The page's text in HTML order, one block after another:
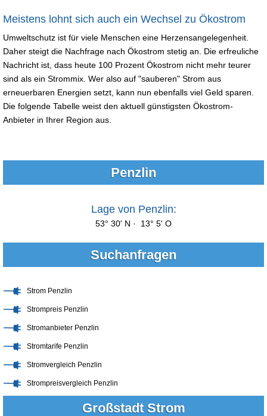
Meistens lohnt sich auch ein Wechsel zu Ökostrom
Umweltschutz ist für viele Menschen eine Herzensangelegenheit.
Daher steigt die Nachfrage nach Ökostrom stetig an. Die erfreuliche
Nachricht ist, dass heute 100 Prozent Ökostrom nicht mehr teurer
sind als ein Strommix. Wer also auf "sauberen" Strom aus
erneuerbaren Energien setzt, kann nun ebenfalls viel Geld sparen.
Die folgende Tabelle weist den aktuell günstigsten Ökostrom-
Anbieter in Ihrer Region aus.
Penzlin
Lage von Penzlin:
53° 30' N · 13° 5' O
Suchanfragen
Strom Penzlin
Strompreis Penzlin
Stromanbieter Penzlin
Stromtarife Penzlin
Stromvergleich Penzlin
Strompreisvergleich Penzlin
Großstadt Strom